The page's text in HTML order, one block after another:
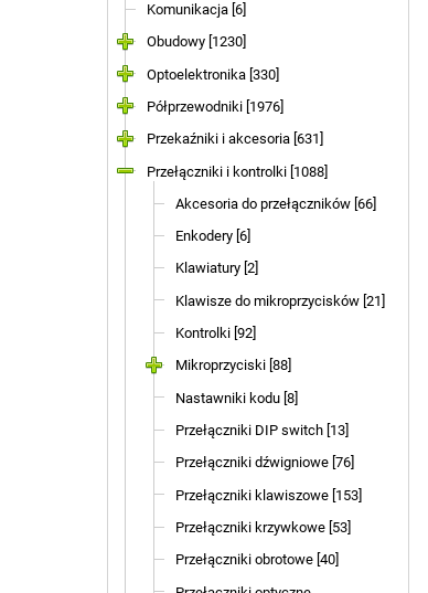
Komunikacja [6]
Obudowy [1230]
Optoelektronika [330]
Półprzewodniki [1976]
Przekaźniki i akcesoria [631]
Przełączniki i kontrolki [1088]
Akcesoria do przełączników [66]
Enkodery [6]
Klawiatury [2]
Klawisze do mikroprzycisków [21]
Kontrolki [92]
Mikroprzyciski [88]
Nastawniki kodu [8]
Przełączniki DIP switch [13]
Przełączniki dźwigniowe [76]
Przełączniki klawiszowe [153]
Przełączniki krzywkowe [53]
Przełączniki obrotowe [40]